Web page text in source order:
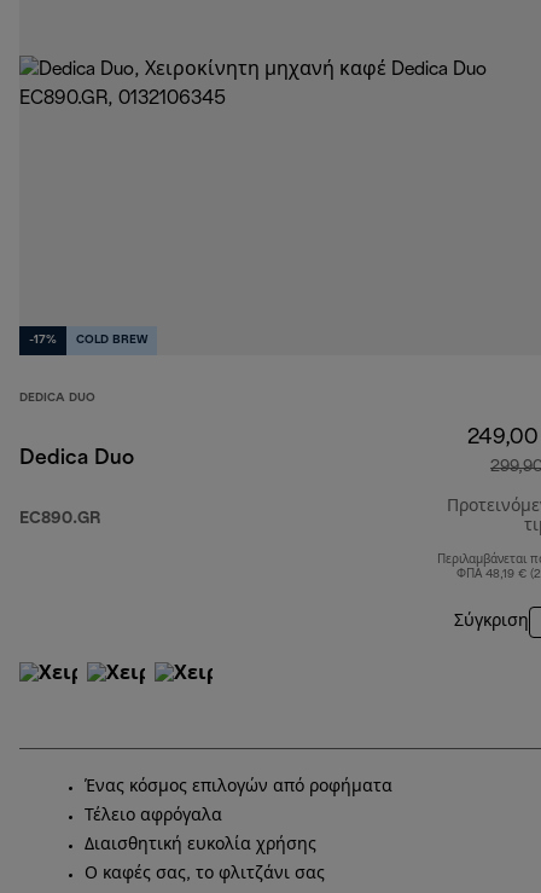
-17% COLD BREW
DEDICA DUO
Dedica Duo
EC890.GR
Περιλαμβάνεται
ΦΠΑ 48,19 €
Σύγκριση
Ένας κόσμος επιλογών από ροφήματα
Τέλειο αφρόγαλα
Διαισθητική ευκολία χρήσης
Ο καφές σας, το φλιτζάνι σας